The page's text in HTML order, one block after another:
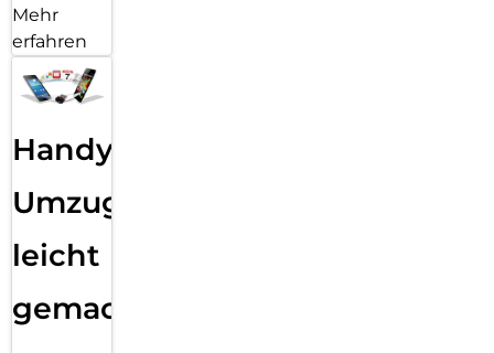
Mehr
erfahren
Handy
Umzug
leicht
gemacht!